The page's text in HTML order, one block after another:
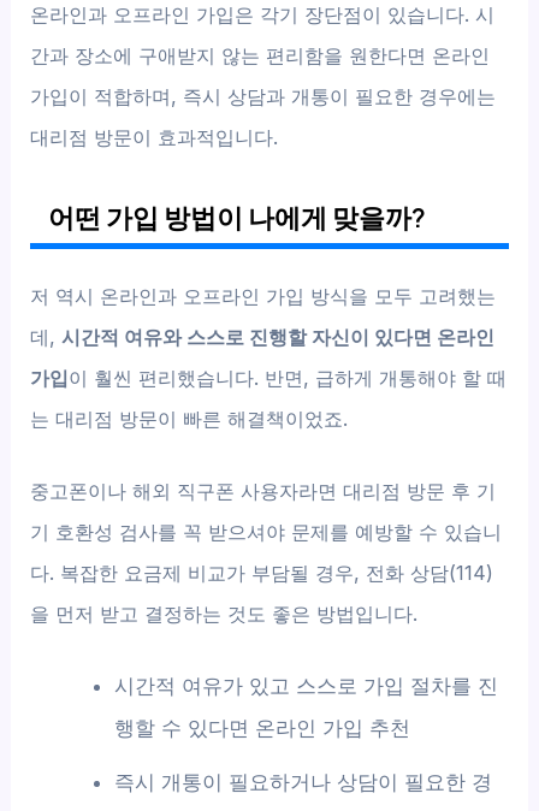
온라인과 오프라인 가입은 각기 장단점이 있습니다. 시
간과 장소에 구애받지 않는 편리함을 원한다면 온라인
가입이 적합하며, 즉시 상담과 개통이 필요한 경우에는
대리점 방문이 효과적입니다.
어떤 가입 방법이 나에게 맞을까?
저 역시 온라인과 오프라인 가입 방식을 모두 고려했는
데,시간적 여유와 스스로 진행할 자신이 있다면 온라인
가입이 훨씬 편리했습니다. 반면, 급하게 개통해야 할 때
는 대리점 방문이 빠른 해결책이었죠.
중고폰이나 해외 직구폰 사용자라면 대리점 방문 후 기
기 호환성 검사를 꼭 받으셔야 문제를 예방할 수 있습니
다. 복잡한 요금제 비교가 부담될 경우, 전화 상담(114)
을 먼저 받고 결정하는 것도 좋은 방법입니다.
시간적 여유가 있고 스스로 가입 절차를 진
행할 수 있다면 온라인 가입 추천
즉시 개통이 필요하거나 상담이 필요한 경